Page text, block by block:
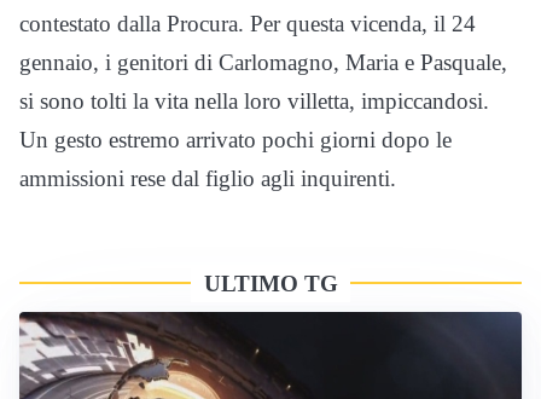
contestato dalla Procura. Per questa vicenda, il 24
gennaio, i genitori di Carlomagno, Maria e Pasquale,
si sono tolti la vita nella loro villetta, impiccandosi.
Un gesto estremo arrivato pochi giorni dopo le
ammissioni rese dal figlio agli inquirenti.
ULTIMO TG